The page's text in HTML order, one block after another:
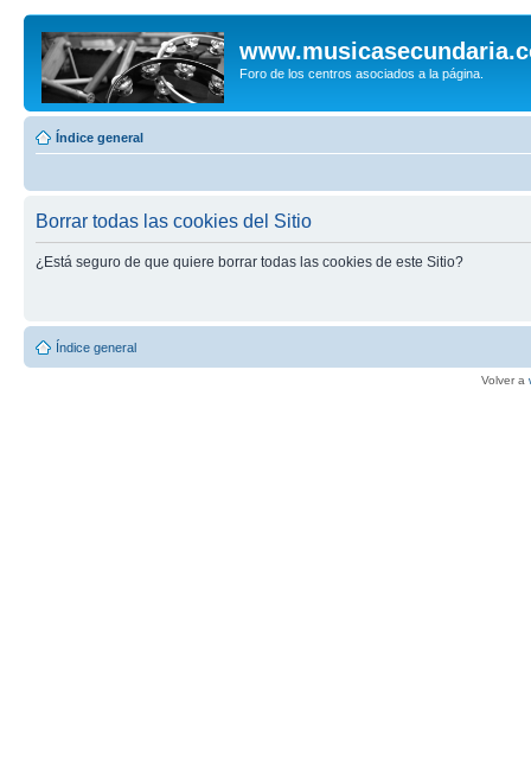
Foro de los centros asociados a la página.
Índice general
Borrar todas las cookies del Sitio
¿Está seguro de que quiere borrar todas las cookies de este Sitio?
Índice general
Volver a